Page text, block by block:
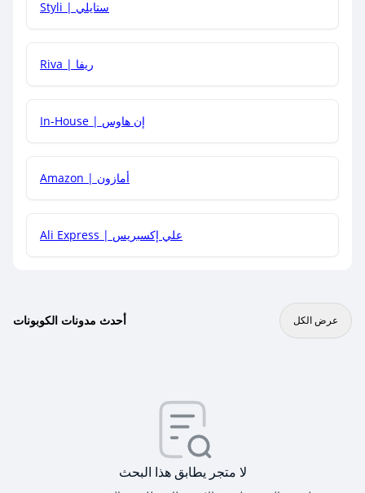
هل يمكنني جمع كود خصم مع العروض الأخرى؟
Styli | ستايلي
Riva | ريفا
In-House | إن هاوس
Amazon | أمازون
Ali Express | علي إكسبريس
أحدث مدونات الكوبونات عرض الكل
لا متجر يطابق هذا البحث